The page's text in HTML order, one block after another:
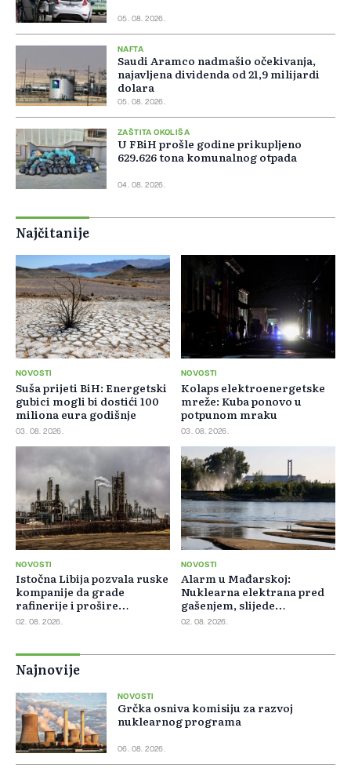
05. 08. 2026.
NAFTA
Saudi Aramco nadmašio očekivanja,
najavljena dividenda od 21,9 milijardi
dolara
05. 08. 2026.
ZAŠTITA OKOLIŠA
U FBiH prošle godine prikupljeno
629.626 tona komunalnog otpada
04. 08. 2026.
Najčitanije
NOVOSTI
Suša prijeti BiH: Energetski
gubici mogli bi dostići 100
miliona eura godišnje
03. 08. 2026.
NOVOSTI
Kolaps elektroenergetske
mreže: Kuba ponovo u
potpunom mraku
03. 08. 2026.
NOVOSTI
Istočna Libija pozvala ruske
kompanije da grade
rafinerije i prošire
energetsku saradnju
02. 08. 2026.
NOVOSTI
Alarm u Mađarskoj:
Nuklearna elektrana pred
gašenjem, slijede
restrikcije struje i vode
02. 08. 2026.
Najnovije
NOVOSTI
Grčka osniva komisiju za razvoj
nuklearnog programa
06. 08. 2026.